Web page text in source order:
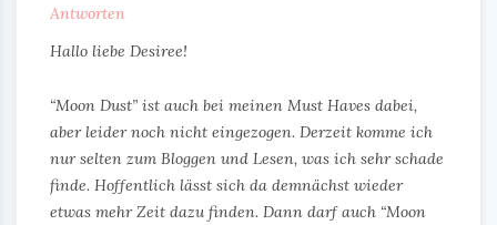
Antworten
Hallo liebe Desiree!
“Moon Dust” ist auch bei meinen Must Haves dabei,
aber leider noch nicht eingezogen. Derzeit komme ich
nur selten zum Bloggen und Lesen, was ich sehr schade
finde. Hoffentlich lässt sich da demnächst wieder
etwas mehr Zeit dazu finden. Dann darf auch “Moon